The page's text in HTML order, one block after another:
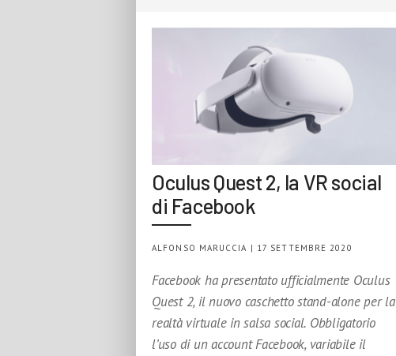
Oculus Quest 2, la VR social
di Facebook
ALFONSO MARUCCIA | 17 SETTEMBRE 2020
Facebook ha presentato ufficialmente Oculus
Quest 2, il nuovo caschetto stand-alone per la
realtà virtuale in salsa social. Obbligatorio
l’uso di un account Facebook, variabile il